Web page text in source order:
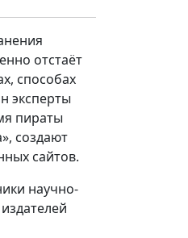
отстаёт
способах
эксперты
пираты
создают
сайтов.
научно-